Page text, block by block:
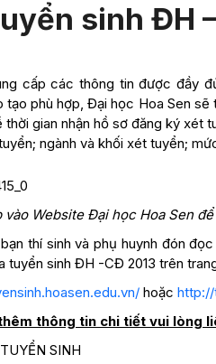
sinh ĐH
cấp các thông tin được đầy
tạo phù hợp, Đại học Hoa Sen
thời gian nhận hồ sơ đăng ký xét
ngành và khối xét tuyển;
vào Website Đại học Hoa Sen
thí sinh và phụ huynh đón
tuyển sinh ĐH -CĐ 2013 trên
hoặc http://
thông tin chi tiết vui lòng
SINH